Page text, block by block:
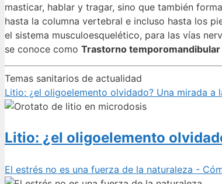
masticar, hablar y tragar, sino que también
hasta la columna vertebral e incluso hasta los
el sistema musculoesquelético, para las vías
se conoce como Trastorno
Temas sanitarios de actualidad
Litio: ¿el oligoelemento olvidado? Una mirada a
Litio: ¿el oligoelemento
El estrés no es una fuerza de la naturaleza -